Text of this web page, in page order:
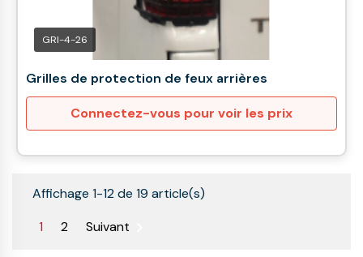
GRI-4-26
Grilles de protection de feux arrières
Connectez-vous pour voir les prix
Affichage 1-12 de 19 article(s)
1
2 Suivant